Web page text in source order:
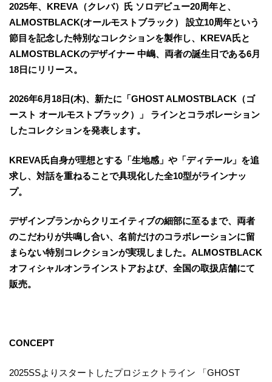
2025年、KREVA（クレバ）氏 ソロデビュー20周年と、
ALMOSTBLACK(オールモストブラック） 設立10周年という
節目を記念した特別なコレクションを製作し、KREVA氏と
ALMOSTBLACKのデザイナー 中嶋、両者の誕生日である6月
18日にリリース。
2026年6月18日(木)、新たに「GHOST ALMOSTBLACK（ゴ
ースト オールモストブラック）」 ラインとコラボレーション
したコレクションを発表します。
KREVA氏自身が理想とする「生地感」や「ディテール」を追
求し、対話を重ねることで具現化した全10型がラインナッ
プ。
デザインプランからクリエイティブの細部に至るまで、両者
のこだわりが共鳴し合い、名前だけのコラボレーションに留
まらない特別コレクションが実現しました。ALMOSTBLACK
オフィシャルオンラインストアおよび、全国の取扱店舗にて
販売。
CONCEPT
2025SSよりスタートしたプロジェクトライン 「GHOST